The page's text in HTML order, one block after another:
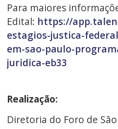
Para maiores
Edital: https://
estagios-justica-
em-sao-paulo-
juridica-eb33
Realização:
Diretoria do Foro de São